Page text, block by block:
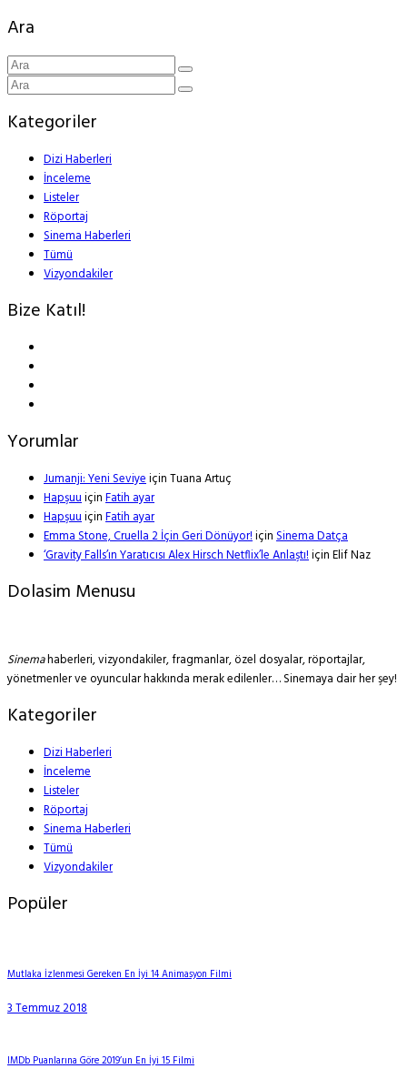
Ara
Kategoriler
Dizi Haberleri
İnceleme
Listeler
Röportaj
Sinema Haberleri
Tümü
Vizyondakiler
Bize Katıl!
Yorumlar
Jumanji: Yeni SeviyeiçinTuana Artuç
HapşuuiçinFatih ayar
HapşuuiçinFatih ayar
Emma Stone, Cruella 2 İçin Geri Dönüyor!içinSinema Datça
‘Gravity Falls’ın Yaratıcısı Alex Hirsch Netflix’le Anlaştı!içinElif Naz
Dolasim Menusu
Sinemahaberleri, vizyondakiler, fragmanlar, özel dosyalar, röportajlar,
yönetmenler ve oyuncular hakkında merak edilenler… Sinemaya dair her şey!
Kategoriler
Dizi Haberleri
İnceleme
Listeler
Röportaj
Sinema Haberleri
Tümü
Vizyondakiler
Popüler
Mutlaka İzlenmesi Gereken En İyi 14 Animasyon Filmi
3 Temmuz 2018
IMDb Puanlarına Göre 2019’un En İyi 15 Filmi